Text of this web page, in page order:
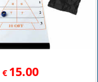
€ 15.00